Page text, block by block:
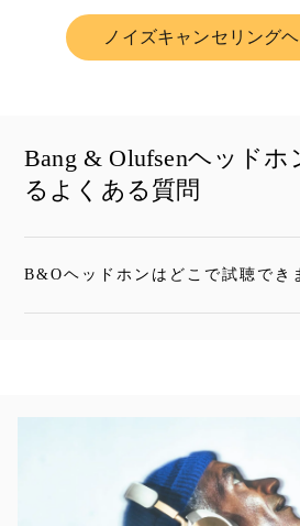
ノイズキャンセリング
Link
Bang & Olufsenヘッド
るよくある質問
B&Oヘッドホンはどこで試聴でき
クリックすると全文がお読みいた